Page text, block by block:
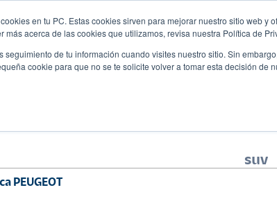
en tu PC. Estas cookies sirven para mejorar nuestro sitio web
más acerca de las cookies que utilizamos, revisa nuestra Política de
seguimiento de tu información cuando visites nuestro sitio. Sin
cookie para que no se te solicite volver a tomar esta decisión de
Comparador Promociones Blog
suv
PEUGEOT